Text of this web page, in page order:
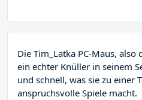
Die Tim_Latka PC-Maus, also
ein echter Knüller in seinem
und schnell, was sie zu einer
anspruchsvolle Spiele macht.